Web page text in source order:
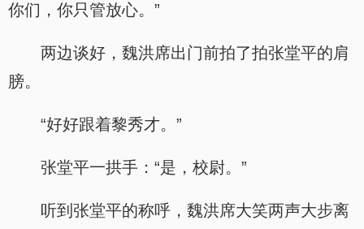
你们，你只管放心。”
两边谈好，魏洪席出门前拍了拍张堂平的肩
膀。
“好好跟着黎秀才。”
张堂平一拱手：“是，校尉。”
听到张堂平的称呼，魏洪席大笑两声大步离